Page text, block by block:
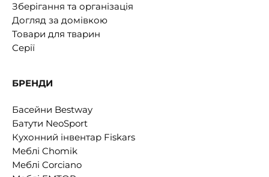
Зберігання та організація
Догляд за домівкою
Товари для тварин
Серії
БРЕНДИ
Басейни Bestway
Батути NeoSport
Кухонний інвентар Fiskars
Меблі Chomik
Меблі Corciano